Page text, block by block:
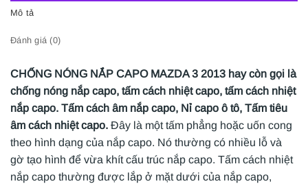
Mô tả
Đánh giá (0)
CHỐNG NÓNG NẮP CAPO MAZDA 3 2013 hay còn gọi là
chống nóng nắp capo, tấm cách nhiệt capo, tấm cách nhiệt
nắp capo. Tấm cách âm nắp capo, Nỉ capo ô tô, Tấm tiêu
âm cách nhiệt capo. Đây là một tấm phẳng hoặc uốn cong
theo hình dạng của nắp capo. Nó thường có nhiều lỗ và
gờ tạo hình để vừa khít cấu trúc nắp capo. Tấm cách nhiệt
nắp capo thường được lắp ở mặt dưới của nắp capo,